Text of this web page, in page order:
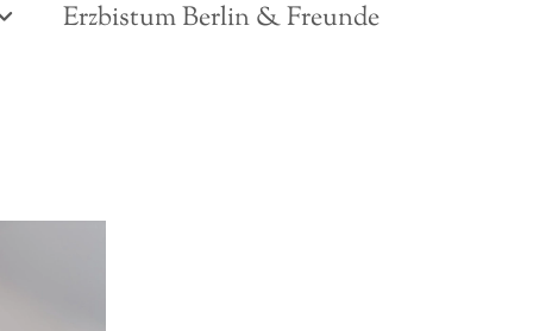
Erzbistum Berlin & Freunde